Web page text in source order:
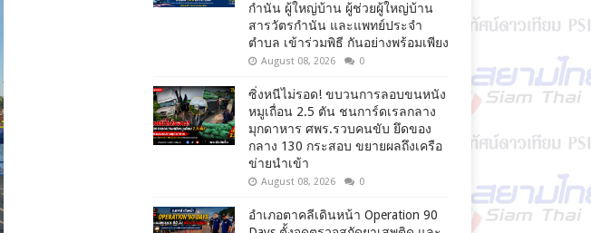
กำนัน ผู้ใหญ่บ้าน ผู้ช่วยผู้ใหญ่บ้าน
สารวัตรกำนัน และแพทย์ประจำ
ตำบล เข้าร่วมพิธี กันอย่างพร้อมเพียง
August 08, 2026 0
ซิ่งหนีไม่รอด! ขบวนการลอบขนหนัง
หมูเถื่อน 2.5 ตัน ชนการ์ดเรลกลาง
มุกดาหาร ศพร.รวบคนขับ ยึดของ
กลาง 130 กระสอบ ขยายผลถึงเครือ
ข่ายนำเข้า
August 08, 2026 0
อำเภอตาคลีเดินหน้า Operation 90